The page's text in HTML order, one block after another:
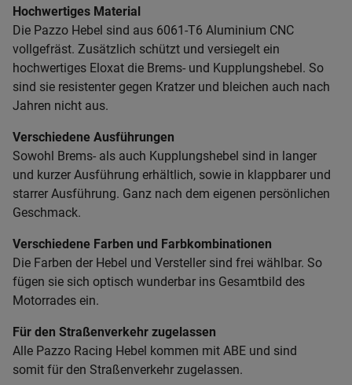
Hochwertiges Material
Die Pazzo Hebel sind aus 6061-T6 Aluminium CNC
vollgefräst. Zusätzlich schützt und versiegelt ein
hochwertiges Eloxat die Brems- und Kupplungshebel. So
sind sie resistenter gegen Kratzer und bleichen auch nach
Jahren nicht aus.
Verschiedene Ausführungen
Sowohl Brems- als auch Kupplungshebel sind in langer
und kurzer Ausführung erhältlich, sowie in klappbarer und
starrer Ausführung. Ganz nach dem eigenen persönlichen
Geschmack.
Verschiedene Farben und Farbkombinationen
Die Farben der Hebel und Versteller sind frei wählbar. So
fügen sie sich optisch wunderbar ins Gesamtbild des
Motorrades ein.
Für den Straßenverkehr zugelassen
Alle Pazzo Racing Hebel kommen mit ABE und sind
somit für den Straßenverkehr zugelassen.